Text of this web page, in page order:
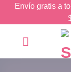
Envío gratis a